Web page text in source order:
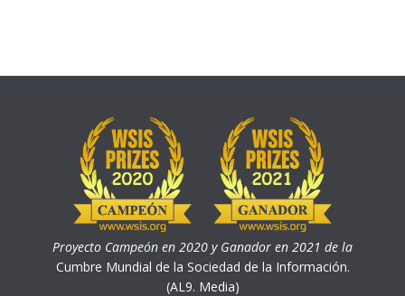
Proyecto Campeón en 2020 y Ganador en 2021 de la
Cumbre Mundial de la Sociedad de la Información.
(AL9. Media)